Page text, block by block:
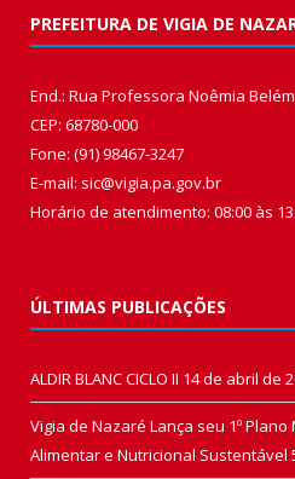
PREFEITURA DE VIGIA DE
End.: Rua Professora Noêmia
CEP: 68780-000
Fone: (91) 98467-3247
E-mail: sic@vigia.pa.gov.br
Horário de atendimento: 08:00 às
ÚLTIMAS PUBLICAÇÕES
ALDIR BLANC CICLO II 14 de abril de
Vigia de Nazaré Lança seu 1º
Alimentar e Nutricional Sustentável